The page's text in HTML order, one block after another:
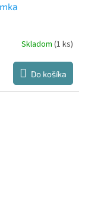
Skladom(1 ks)
Do košíka